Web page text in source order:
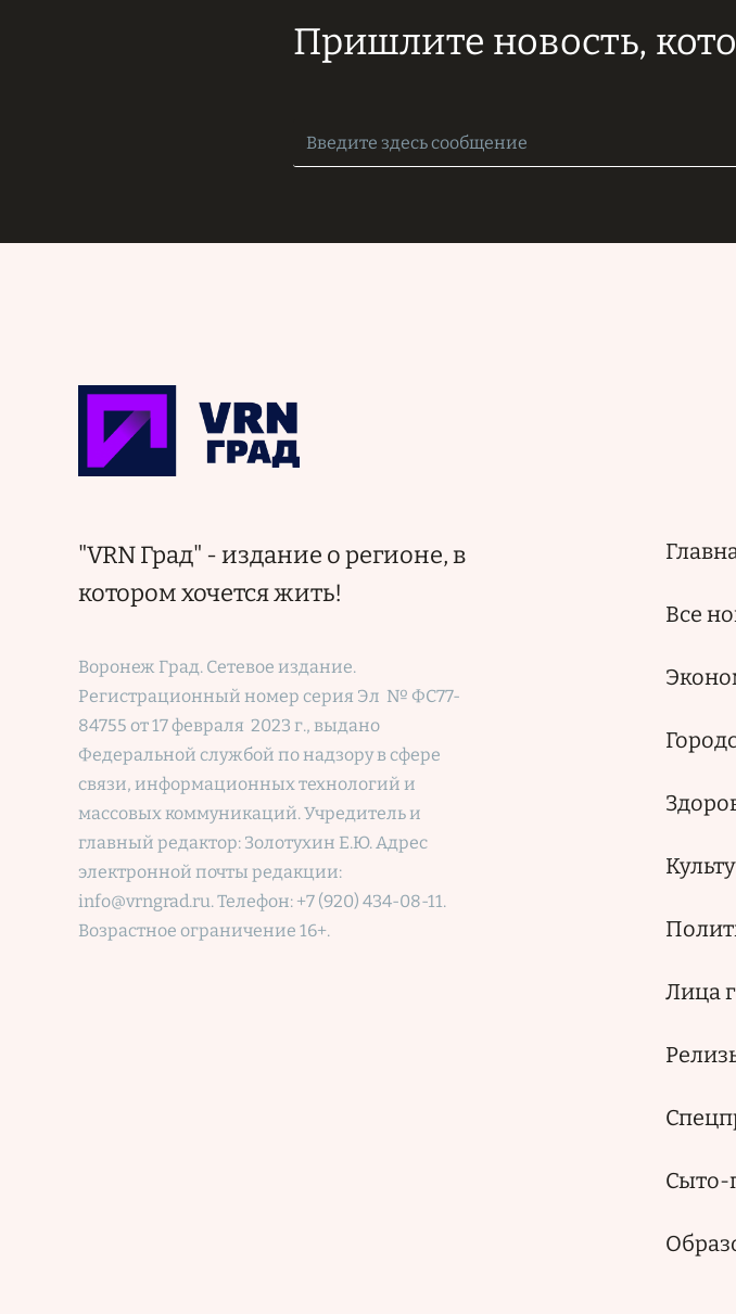
Пришлите новость,
"VRN Град" - издание о регионе, в
котором хочется жить!
Воронеж Град. Сетевое издание.
Регистрационный номер серия Эл № ФС77-
84755 от 17 февраля 2023 г., выдано
Федеральной службой по надзору в сфере
связи, информационных технологий и
массовых коммуникаций. Учредитель и
главный редактор: Золотухин Е.Ю. Адрес
электронной почты редакции:
info@vrngrad.ru. Телефон: +7 (920) 434-08-11.
Возрастное ограничение 16+.
Все
Лица
Сыто-